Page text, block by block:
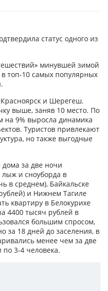
статус одного из
минувшей зимой
топ-10 самых популярных
и Шерегеш.
выше, заняв 10 место. По
9% выросла динамика
Туристов привлекают
но также выгодные
дома за две ночи
и сноуборда в
в среднем), Байкальске
и Нижнем Тагиле
квартиру в Белокурихе
4400 тысяч рублей в
большим спросом,
за 18 дней до заселения, в
менее чем за две
3-4 человека.